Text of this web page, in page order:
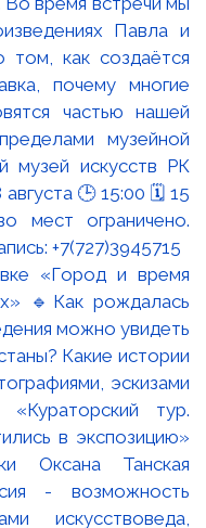
«Город и время
🔹Как рождалась
можно увидеть
Какие истории
эскизами
тур.
в экспозицию»
Оксана Танская
- возможность
искусствоведа,